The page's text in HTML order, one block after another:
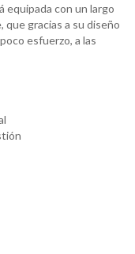
equipada con un largo
gracias a su diseño
esfuerzo, a las